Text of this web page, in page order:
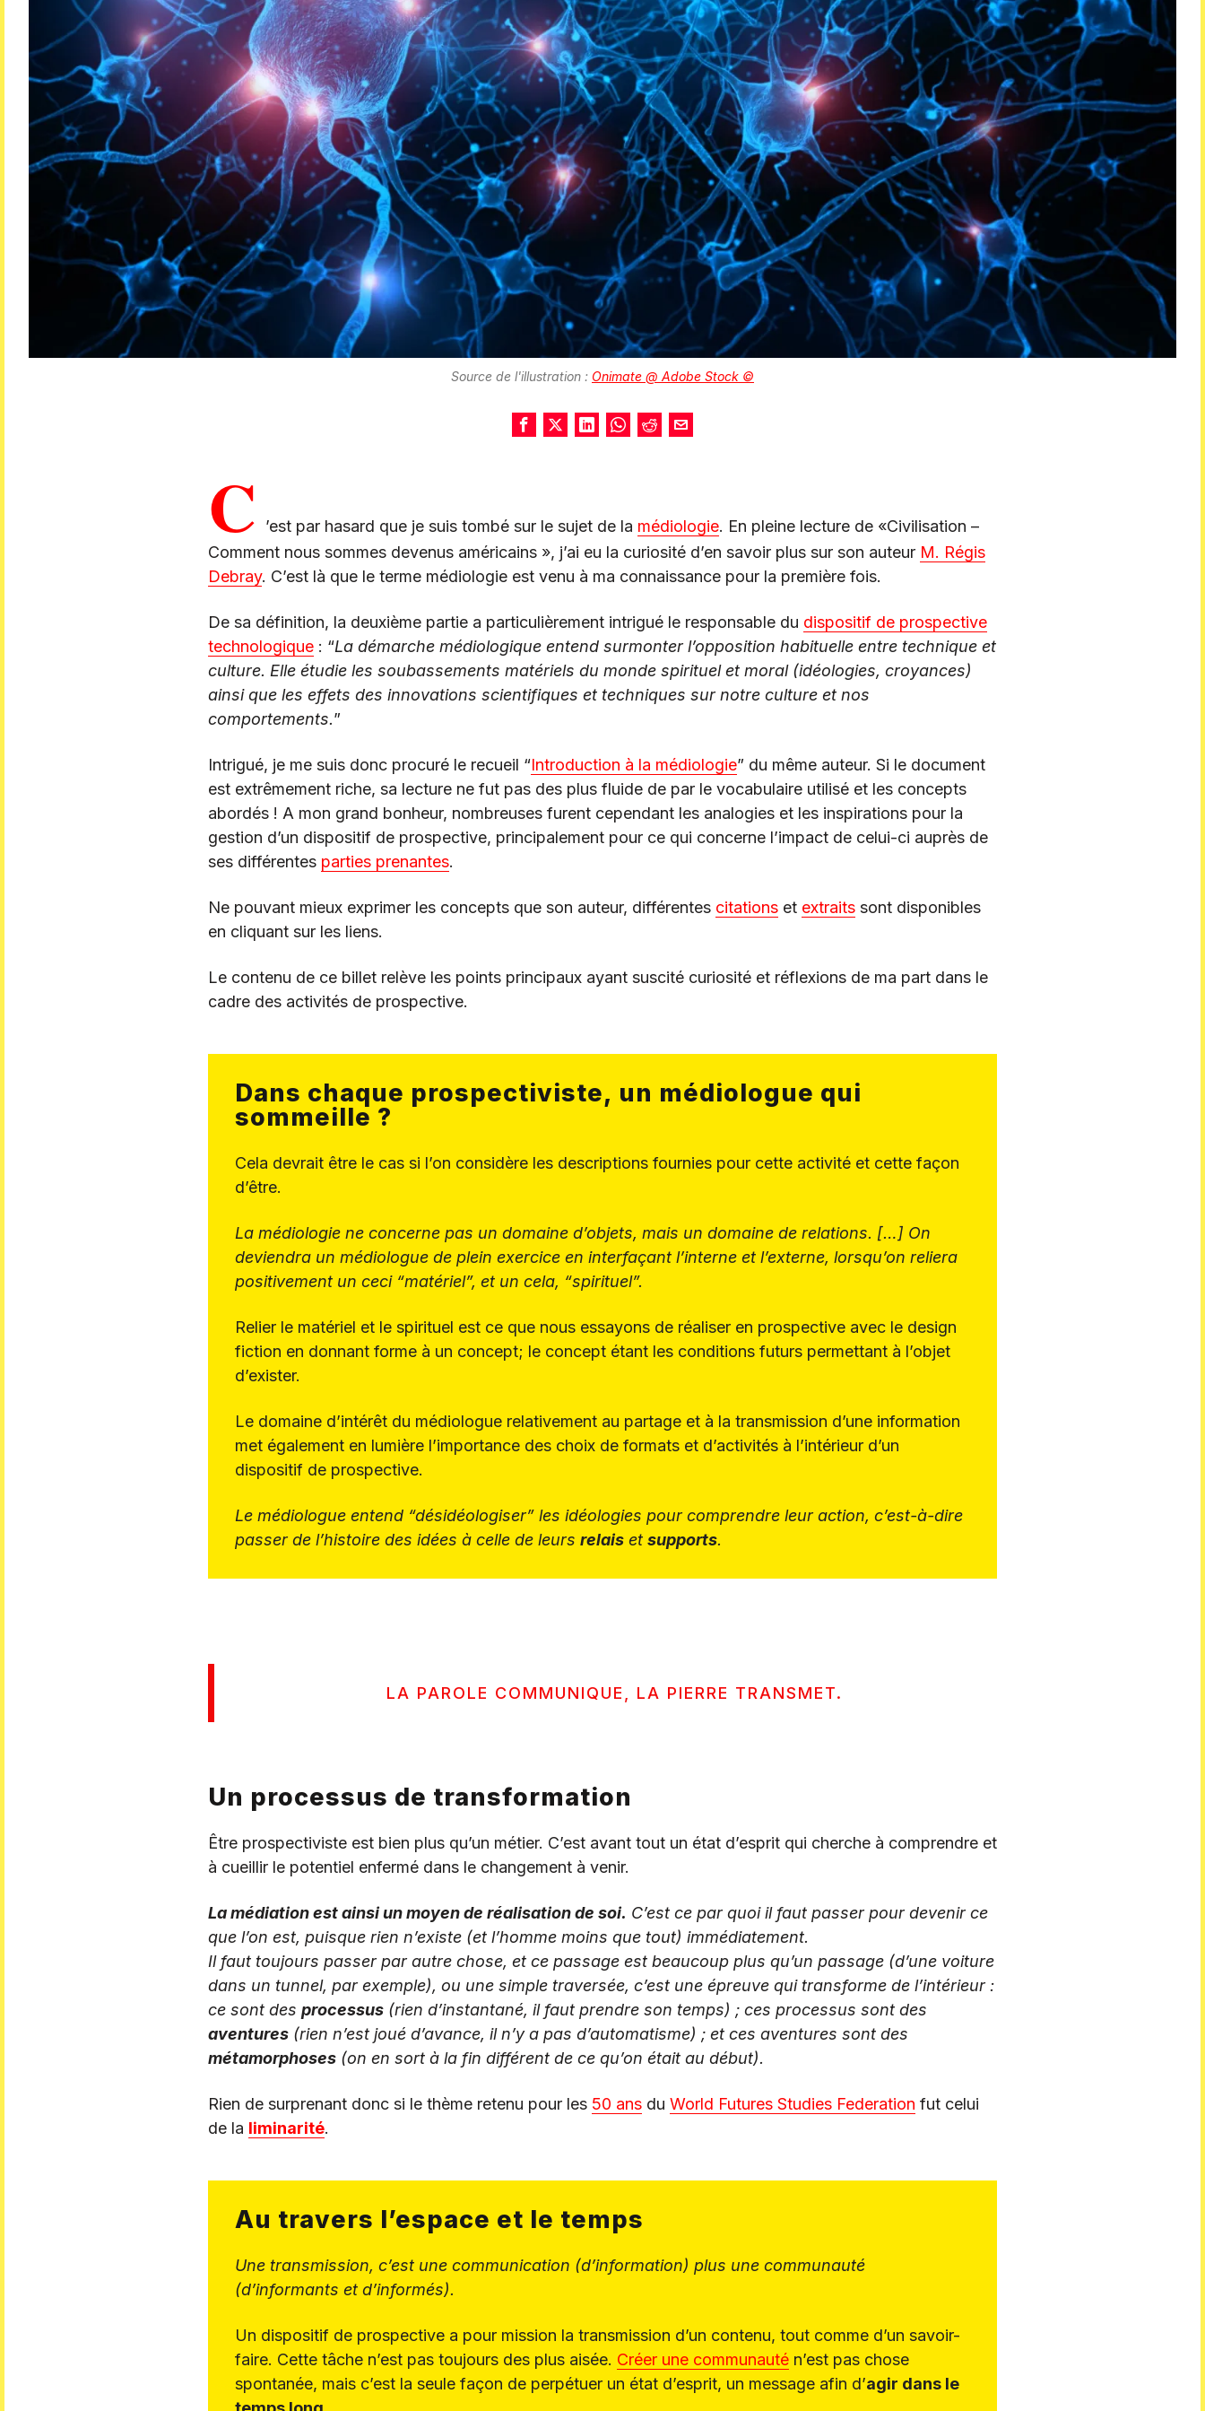
Source de l'illustration : Onimate @ Adobe Stock ©
C ’est par hasard que je suis tombé sur le sujet de la médiologie. En pleine lecture de «Civilisation –
Comment nous sommes devenus américains », j’ai eu la curiosité d’en savoir plus sur son auteur M. Régis
Debray. C’est là que le terme médiologie est venu à ma connaissance pour la première fois.
De sa définition, la deuxième partie a particulièrement intrigué le responsable du dispositif de prospective
technologique : “La démarche médiologique entend surmonter l’opposition habituelle entre technique et
culture. Elle étudie les soubassements matériels du monde spirituel et moral (idéologies, croyances)
ainsi que les effets des innovations scientifiques et techniques sur notre culture et nos
comportements.”
Intrigué, je me suis donc procuré le recueil “Introduction à la médiologie” du même auteur. Si le document
est extrêmement riche, sa lecture ne fut pas des plus fluide de par le vocabulaire utilisé et les concepts
abordés ! A mon grand bonheur, nombreuses furent cependant les analogies et les inspirations pour la
gestion d’un dispositif de prospective, principalement pour ce qui concerne l’impact de celui-ci auprès de
ses différentes parties prenantes.
Ne pouvant mieux exprimer les concepts que son auteur, différentes citations et extraits sont disponibles
en cliquant sur les liens.
Le contenu de ce billet relève les points principaux ayant suscité curiosité et réflexions de ma part dans le
cadre des activités de prospective.
Dans chaque prospectiviste, un médiologue qui
sommeille ?
Cela devrait être le cas si l’on considère les descriptions fournies pour cette activité et cette façon
d’être.
La médiologie ne concerne pas un domaine d’objets, mais un domaine de relations. […] On
deviendra un médiologue de plein exercice en interfaçant l’interne et l’externe, lorsqu’on reliera
positivement un ceci “matériel”, et un cela, “spirituel”.
Relier le matériel et le spirituel est ce que nous essayons de réaliser en prospective avec le design
fiction en donnant forme à un concept; le concept étant les conditions futurs permettant à l’objet
d’exister.
Le domaine d’intérêt du médiologue relativement au partage et à la transmission d’une information
met également en lumière l’importance des choix de formats et d’activités à l’intérieur d’un
dispositif de prospective.
Le médiologue entend “désidéologiser” les idéologies pour comprendre leur action, c’est-à-dire
passer de l’histoire des idées à celle de leurs relais et supports.
LA PAROLE COMMUNIQUE, LA PIERRE TRANSMET.
Un processus de transformation
Être prospectiviste est bien plus qu’un métier. C’est avant tout un état d’esprit qui cherche à comprendre et
à cueillir le potentiel enfermé dans le changement à venir.
La médiation est ainsi un moyen de réalisation de soi. C’est ce par quoi il faut passer pour devenir ce
que l’on est, puisque rien n’existe (et l’homme moins que tout) immédiatement.
Il faut toujours passer par autre chose, et ce passage est beaucoup plus qu’un passage (d’une voiture
dans un tunnel, par exemple), ou une simple traversée, c’est une épreuve qui transforme de l’intérieur :
ce sont des processus (rien d’instantané, il faut prendre son temps) ; ces processus sont des
aventures (rien n’est joué d’avance, il n’y a pas d’automatisme) ; et ces aventures sont des
métamorphoses (on en sort à la fin différent de ce qu’on était au début).
Rien de surprenant donc si le thème retenu pour les 50 ans du World Futures Studies Federation fut celui
de la liminarité.
Au travers l’espace et le temps
Une transmission, c’est une communication (d’information) plus une communauté
(d’informants et d’informés).
Un dispositif de prospective a pour mission la transmission d’un contenu, tout comme d’un savoir-
faire. Cette tâche n’est pas toujours des plus aisée. Créer une communauté n’est pas chose
spontanée, mais c’est la seule façon de perpétuer un état d’esprit, un message afin d’agir dans le